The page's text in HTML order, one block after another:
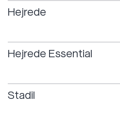
Hejrede
Hejrede Essential
Stadil